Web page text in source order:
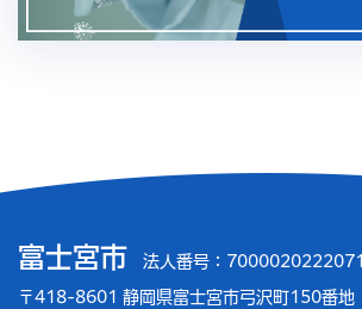
富士宮市 法人番号：7000020222071
〒418-8601 静岡県富士宮市弓沢町150番地